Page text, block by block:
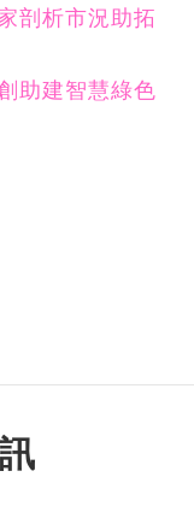
剖析市況助拓
助建智慧綠色